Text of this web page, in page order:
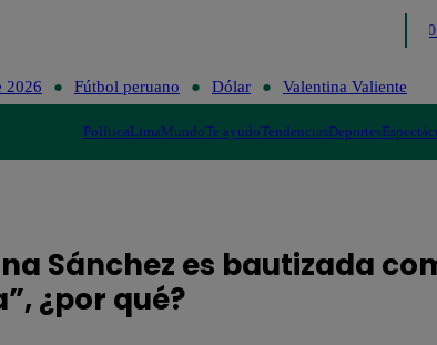
Perú Decide
2026 Fútbol peruano Dólar Valentina Valiente
PolíticaLimaMundoTe ayudoTendenciasDeportes
Sánchez es bautizada
¿por qué?